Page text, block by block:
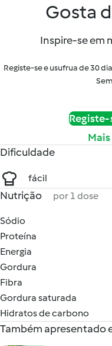
Gosta
Inspire-se em
Registe-se e usufrua de 30
Dificuldade
fácil
Nutrição por 1 dose
Sódio
Proteína
Energia
Gordura
Fibra
Gordura saturada
Hidratos de carbono
Também apresentado